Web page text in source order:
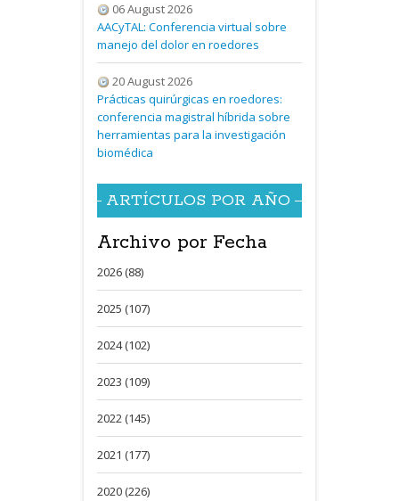
06 August 2026
AACyTAL: Conferencia virtual sobre
manejo del dolor en roedores
20 August 2026
Prácticas quirúrgicas en roedores:
conferencia magistral híbrida sobre
herramientas para la investigación
biomédica
ARTÍCULOS POR AÑO
Archivo por Fecha
2026 (88)
2025 (107)
2024 (102)
2023 (109)
2022 (145)
2021 (177)
2020 (226)